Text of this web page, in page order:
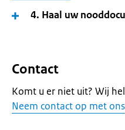
4. Haal uw
Contact
Komt u er niet uit? Wij
Neem contact op met ons